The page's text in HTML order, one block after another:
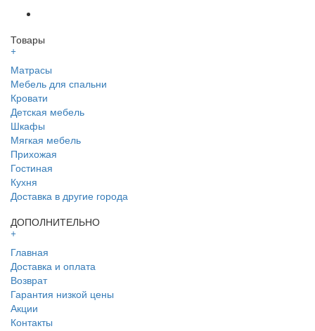
Товары
+
Матрасы
Мебель для спальни
Кровати
Детская мебель
Шкафы
Мягкая мебель
Прихожая
Гостиная
Кухня
Доставка в другие города
ДОПОЛНИТЕЛЬНО
+
Главная
Доставка и оплата
Возврат
Гарантия низкой цены
Акции
Контакты